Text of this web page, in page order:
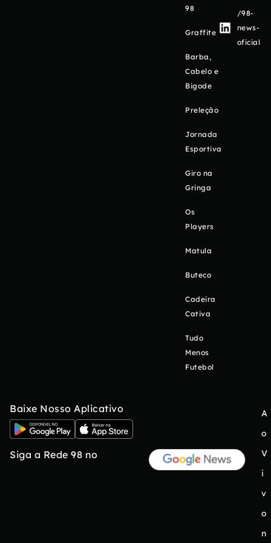
98
Graffite
Barba,
Cabelo e
Bigode
Preleção
Jornada
Esportiva
Giro na
Gringa
Os
Players
Matula
Buteco
Cadeira
Cativa
Tudo
Menos
Futebol
/98-
news-
oficial
Baixe Nosso Aplicativo
Siga a Rede 98 no
A
o
V
i
v
o
n